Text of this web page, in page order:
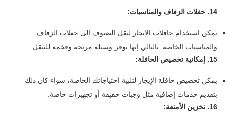
14. حفلات الزفاف والمناسبات:
يمكن استخدام حافلات الإيجار لنقل الضيوف إلى حفلات الزفاف
والمناسبات الخاصة. بالتالي إنها توفر وسيلة مريحة وفخمة للتنقل.
15. إمكانية تخصيص الحافلة:
يمكن تخصيص حافلة الإيجار لتلبية احتياجاتك الخاصة، سواء كان ذلك
بتقديم خدمات إضافية مثل وجبات خفيفة أو تجهيزات خاصة.
16. تخزين الأمتعة: